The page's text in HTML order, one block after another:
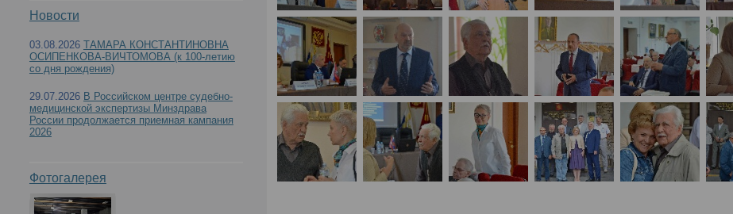
Новости
03.08.2026 ТАМАРА КОНСТАНТИНОВНА
ОСИПЕНКОВА-ВИЧТОМОВА (к 100-летию
со дня рождения)
29.07.2026 В Российском центре судебно-
медицинской экспертизы Минздрава
России продолжается приемная кампания
2026
Фотогалерея